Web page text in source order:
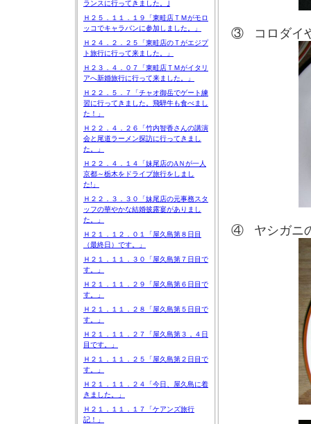
ランスに行ってきました。｣
Ｈ２５．１１．１９「東畦店ＴＭがモロ
ッコでキャラバンに参加しました。」
Ｈ２４．２．２５「東畦店のＴがエジプ
ト旅行に行って来ました。」
Ｈ２３．４．０７「東畦店ＴＭがイタリ
アへ新婚旅行に行って来ました。」
Ｈ２２．５．７「チャオ御岳でゲート練
習に行ってきました。飛騨牛も食べまし
た！」
Ｈ２２．４．２６「竹内智香さんの講演
会と尾道ラーメン探訪に行ってきまし
た。」
Ｈ２２．４．１４「妹尾店のAＮが一人
京都～栃木をドライブ旅行をしまし
た!」
Ｈ２２．３．３０「妹尾店の元事務スタ
ッフの華やかな結婚披露宴がありまし
た。」
Ｈ２１．１２．０１「屋久島第８日目
（最終日）です。」
Ｈ２１．１１．３０「屋久島第７日目で
す。」
Ｈ２１．１１．２９「屋久島第６日目で
す。」
Ｈ２１．１１．２８「屋久島第５日目で
す。」
Ｈ２１．１１．２７「屋久島第３，４日
目です。」
Ｈ２１．１１．２５「屋久島第２日目で
す。」
Ｈ２１．１１．２４「今日、屋久島に着
きました。」
Ｈ２１．１１．１７「ケアンズ旅行
記！」
③ コロダイ
④ ヤシガニ